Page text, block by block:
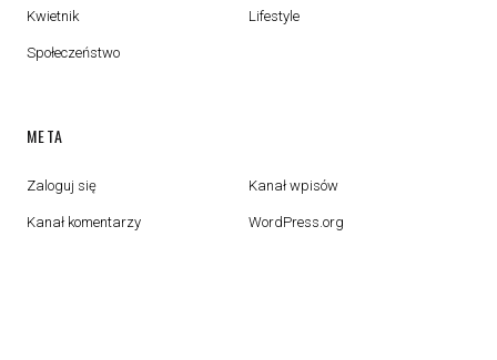
Kwietnik Lifestyle
Społeczeństwo
META
Zaloguj się Kanał wpisów
Kanał komentarzy WordPress.org